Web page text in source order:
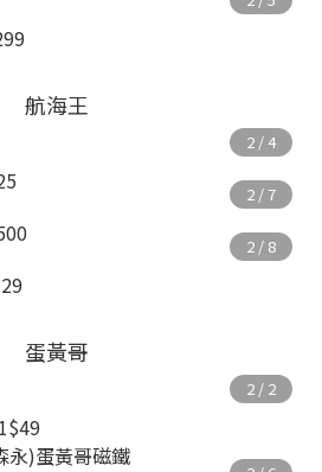
航海王
蛋黃哥
永)蛋黃哥磁鐵